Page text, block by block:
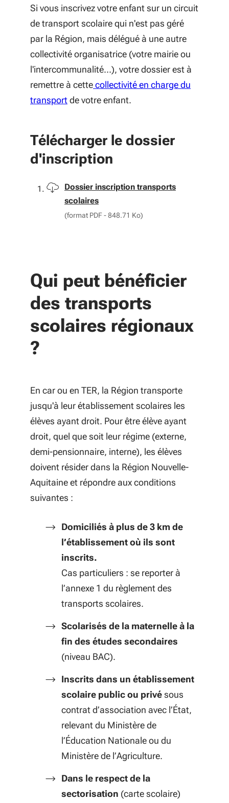
Si vous inscrivez votre enfant sur un circuit
de transport scolaire qui n'est pas géré
par la Région, mais délégué à une autre
collectivité organisatrice (votre mairie ou
l'intercommunalité…), votre dossier est à
remettre à cettecollectivité en charge du
transportde votre enfant.
Télécharger le dossier
d'inscription
Télécharger
Dossier inscription transports
scolaires
(format PDF - 848.71 Ko)
Qui peut bénéficier
des transports
scolaires régionaux
?
En car ou en TER, la Région transporte
jusqu'à leur établissement scolaires les
élèves ayant droit. Pour être élève ayant
droit, quel que soit leur régime (externe,
demi-pensionnaire, interne), les élèves
doivent résider dans la Région Nouvelle-
Aquitaine et répondre aux conditions
suivantes :
Domiciliés à plus de 3 km de
l’établissement où ils sont
inscrits.
Cas particuliers : se reporter à
l’annexe 1 du règlement des
transports scolaires.
Scolarisés de la maternelle à la
fin des études secondaires
(niveau BAC).
Inscrits dans un établissement
scolaire public ou privésous
contrat d’association avec l’État,
relevant du Ministère de
l’Éducation Nationale ou du
Ministère de l’Agriculture.
Dans le respect de la
sectorisation (carte scolaire)